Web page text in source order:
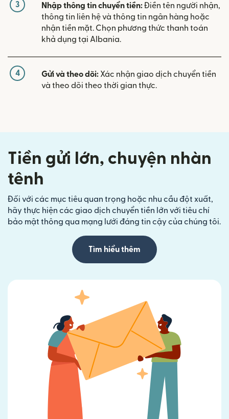
3 Nhập thông tin chuyển tiền:Điền tên người nhận,
thông tin liên hệ và thông tin ngân hàng hoặc
nhận tiền mặt. Chọn phương thức thanh toán
khả dụng tại Albania.
4 Gửi và theo dõi: Xác nhận giao dịch chuyển tiền
và theo dõi theo thời gian thực.
Tiền gửi lớn, chuyện nhàn
tênh
Đối với các mục tiêu quan trọng hoặc nhu cầu đột xuất,
hãy thực hiện các giao dịch chuyển tiền lớn với tiêu chí
bảo mật thông qua mạng lưới đáng tin cậy của chúng tôi.
Tìm hiểu thêm